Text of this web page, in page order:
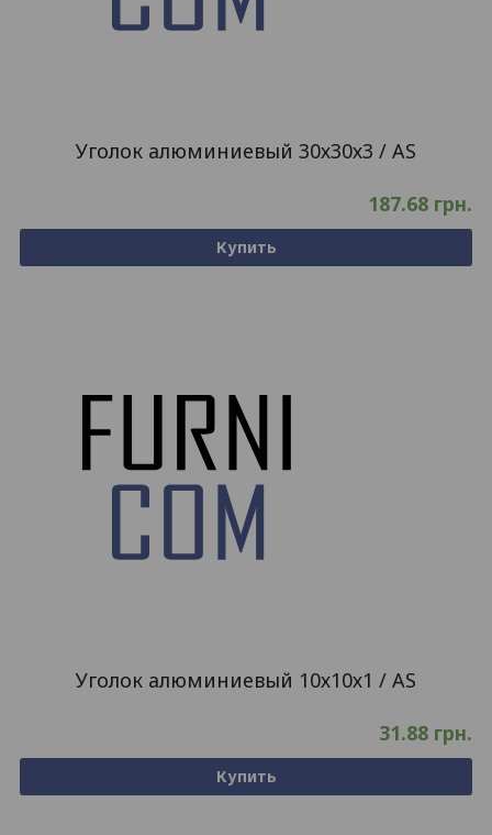
Уголок алюминиевый 30х30х3 / AS
187.68 грн.
Купить
Уголок алюминиевый 10х10х1 / AS
31.88 грн.
Купить